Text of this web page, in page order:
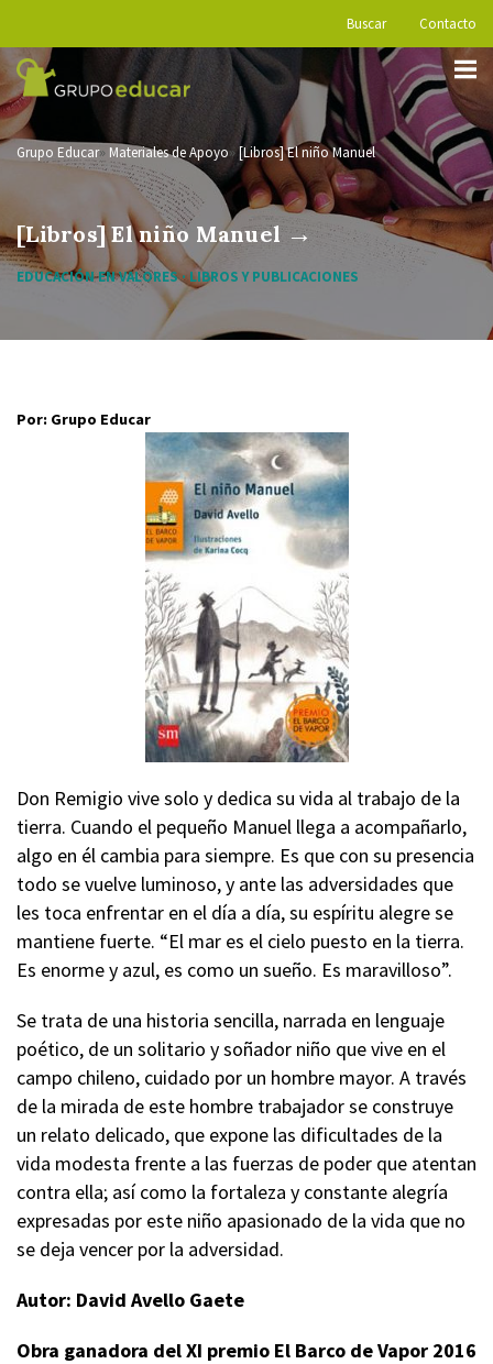
Buscar Contacto
Grupo Educar Materiales de Apoyo [Libros] El niño Manuel
[Libros] El niño Manuel→
EDUCACIÓN EN VALORES · LIBROS Y PUBLICACIONES
Por: Grupo Educar
Don Remigio vive solo y dedica su vida al trabajo de la
tierra. Cuando el pequeño Manuel llega a acompañarlo,
algo en él cambia para siempre. Es que con su presencia
todo se vuelve luminoso, y ante las adversidades que
les toca enfrentar en el día a día, su espíritu alegre se
mantiene fuerte. “El mar es el cielo puesto en la tierra.
Es enorme y azul, es como un sueño. Es maravilloso”.
Se trata de una historia sencilla, narrada en lenguaje
poético, de un solitario y soñador niño que vive en el
campo chileno, cuidado por un hombre mayor. A través
de la mirada de este hombre trabajador se construye
un relato delicado, que expone las dificultades de la
vida modesta frente a las fuerzas de poder que atentan
contra ella; así como la fortaleza y constante alegría
expresadas por este niño apasionado de la vida que no
se deja vencer por la adversidad.
Autor: David Avello Gaete
Obra ganadora del XI premio El Barco de Vapor 2016